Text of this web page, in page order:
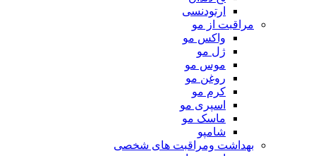
ارتودنسی
مراقبت از مو
واکس مو
ژل مو
موس مو
روغن مو
کرم مو
اسپری مو
ماسک مو
شامپو
بهداشت ومراقبت های شخصی